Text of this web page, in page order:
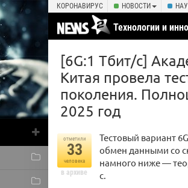
КОРОНАВИРУС НОВОСТИ
Технологии и
[6G:1 Тбит/с]
Китая провела
поколения.
2025 год
отметили
33
человека
в архиве
Тестовый вариант
обмен данными со
намного ниже —
с.